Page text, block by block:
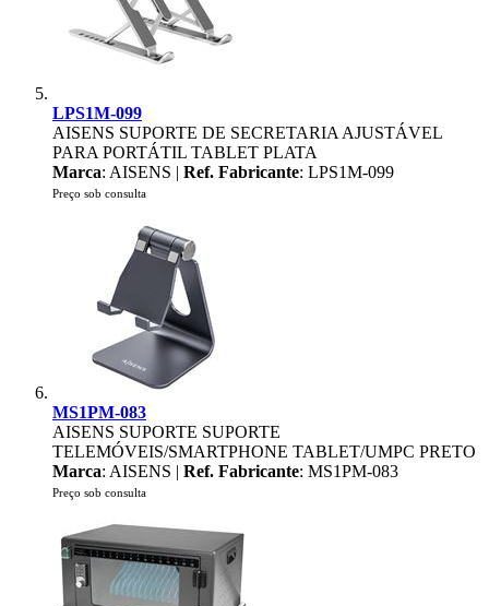
LPS1M-099
AISENS SUPORTE DE SECRETARIA AJUSTÁVEL
PARA PORTÁTIL TABLET PLATA
Marca: AISENS | Ref. Fabricante: LPS1M-099
Preço sob consulta
MS1PM-083
AISENS SUPORTE SUPORTE
TELEMÓVEIS/SMARTPHONE TABLET/UMPC PRETO
Marca: AISENS | Ref. Fabricante: MS1PM-083
Preço sob consulta